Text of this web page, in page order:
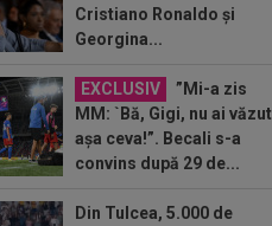
nu stă la discuții! Decizia
Manchester City a refuzat...
Trei jucători au primit
după UTA - Rapid
Rapid s-a convins de
Cristiano Ronaldo și
Georgina...
EXCLUSIV
”Mi-a zis
MM: `Bă, Gigi, nu ai văzut
așa ceva!”. Becali s-a
convins după 29 de...
Din Tulcea, 5.000 de